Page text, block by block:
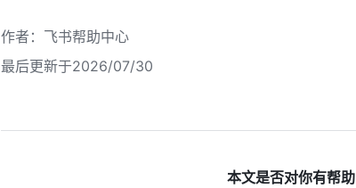
作者 ： 飞书帮助中心
最后更新于2026/07/30
本文是否对你有帮助